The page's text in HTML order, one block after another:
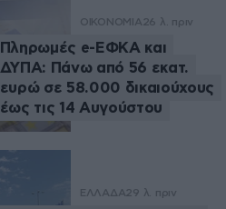
ΟΙΚΟΝΟΜΙΑ26 λ. πριν
Πληρωμές e-ΕΦΚΑ και
ΔΥΠΑ: Πάνω από 56 εκατ.
ευρώ σε 58.000 δικαιούχους
έως τις 14 Αυγούστου
ΕΛΛΑΔΑ29 λ. πριν